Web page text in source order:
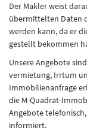
Der Makler weist
übermittelten Daten
werden kann, da er
gestellt bekommen
Unsere Angebote
vermietung, Irrtum
Immobilienanfrage
die M-Quadrat-
Angebote
informiert.